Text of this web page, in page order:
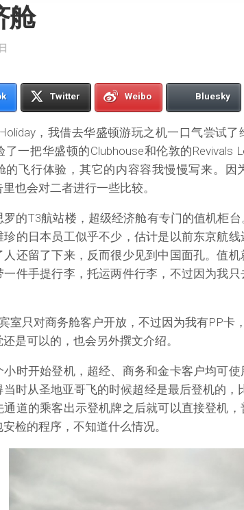
舱
Twitter Weibo Bluesky
，我借去华盛顿游玩之机一口气尝试
了一把华盛顿的Clubhouse和伦敦的Revivals
的飞行体验，其它的内容容我慢慢写来。因
里也会对二者进行一些比较。
罗的T3航站楼，超级经济舱有专门的值机柜
珍的日本员工似乎不少，估计是以前东京航
还留了下来，反而很少见到中国面孔。值机
一件手提行李，托运两件行李，不过因为我
室只对商务舱客户开放，不过因为我有PP卡
是可以的，也会另外撰文介绍。
小时开始登机，超经、商务和金卡客户均可
当时从圣地亚哥飞的时候超经是最后登机的
通道的乘客出示登机牌之后就可以直接登机
检的程序，不知道什么情况。